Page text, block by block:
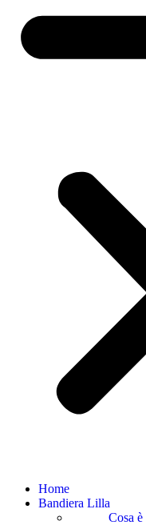
Home
Bandiera Lilla
Cosa è